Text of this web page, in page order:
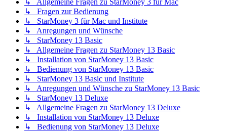
↳ Fragen zur Bedienung
↳ StarMoney 3 für Mac und Institute
↳ Anregungen und Wünsche
↳ StarMoney 13 Basic
↳ Allgemeine Fragen zu StarMoney 13 Basic
↳ Installation von StarMoney 13 Basic
↳ Bedienung von StarMoney 13 Basic
↳ StarMoney 13 Basic und Institute
↳ Anregungen und Wünsche zu StarMoney 13 Basic
↳ StarMoney 13 Deluxe
↳ Allgemeine Fragen zu StarMoney 13 Deluxe
↳ Installation von StarMoney 13 Deluxe
↳ Bedienung von StarMoney 13 Deluxe